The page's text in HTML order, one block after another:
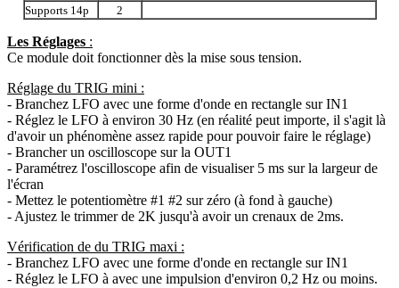
Supports 14p
2
Les Réglages :
Ce module doit fonctionner dès la mise sous tension.
Réglage du TRIG mini :
- Branchez LFO avec une forme d'onde en rectangle sur IN1
- Réglez le LFO à environ 30 Hz (en réalité peut importe, il s'agit là
d'avoir un phénomène assez rapide pour pouvoir faire le réglage)
- Brancher un oscilloscope sur la OUT1
- Paramétrez l'oscilloscope afin de visualiser 5 ms sur la largeur de
l'écran
- Mettez le potentiomètre #1 #2 sur zéro (à fond à gauche)
- Ajustez le trimmer de 2K jusqu'à avoir un crenaux de 2ms.
Vérification de du TRIG maxi :
- Branchez LFO avec une forme d'onde en rectangle sur IN1
- Réglez le LFO à avec une impulsion d'environ 0,2 Hz ou moins.